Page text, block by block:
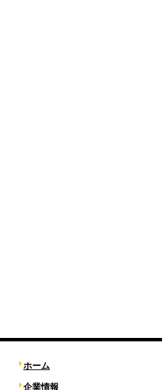
ホーム
企業情報